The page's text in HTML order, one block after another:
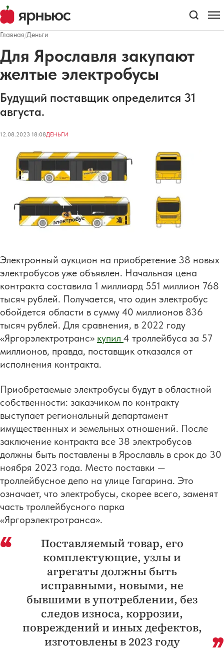
Главная/Деньги
Для Ярославля закупают
желтые электробусы
Будущий поставщик определится 31
августа.
12.08.2023 18:08ДЕНЬГИ
Электронный аукцион на приобретение 38 новых
электробусов уже объявлен. Начальная цена
контракта составила 1 миллиард 551 миллион 768
тысяч рублей. Получается, что один электробус
обойдется области в сумму 40 миллионов 836
тысяч рублей. Для сравнения, в 2022 году
«Яргорэлектротранс» купил 4 троллейбуса за 57
миллионов, правда, поставщик отказался от
исполнения контракта.
Приобретаемые электробусы будут в областной
собственности: заказчиком по контракту
выступает региональный департамент
имущественных и земельных отношений. После
заключение контракта все 38 электробусов
должны быть поставлены в Ярославль в срок до 30
ноября 2023 года. Место поставки —
троллейбусное депо на улице Гагарина. Это
означает, что электробусы, скорее всего, заменят
часть троллейбусного парка
«Яргорэлектротранса».
Поставляемый товар, его
комплектующие, узлы и
агрегаты должны быть
исправными, новыми, не
бывшими в употреблении, без
следов износа, коррозии,
повреждений и иных дефектов,
изготовлены в 2023 году